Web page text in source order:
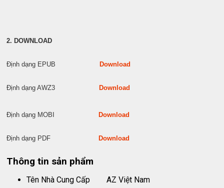
2. DOWNLOAD
Định dạng EPUB Download
Định dạng AWZ3 Download
Định dạng MOBI Download
Định dạng PDF Download
Thông tin sản phẩm
Tên Nhà Cung Cấp
AZ Việt Nam